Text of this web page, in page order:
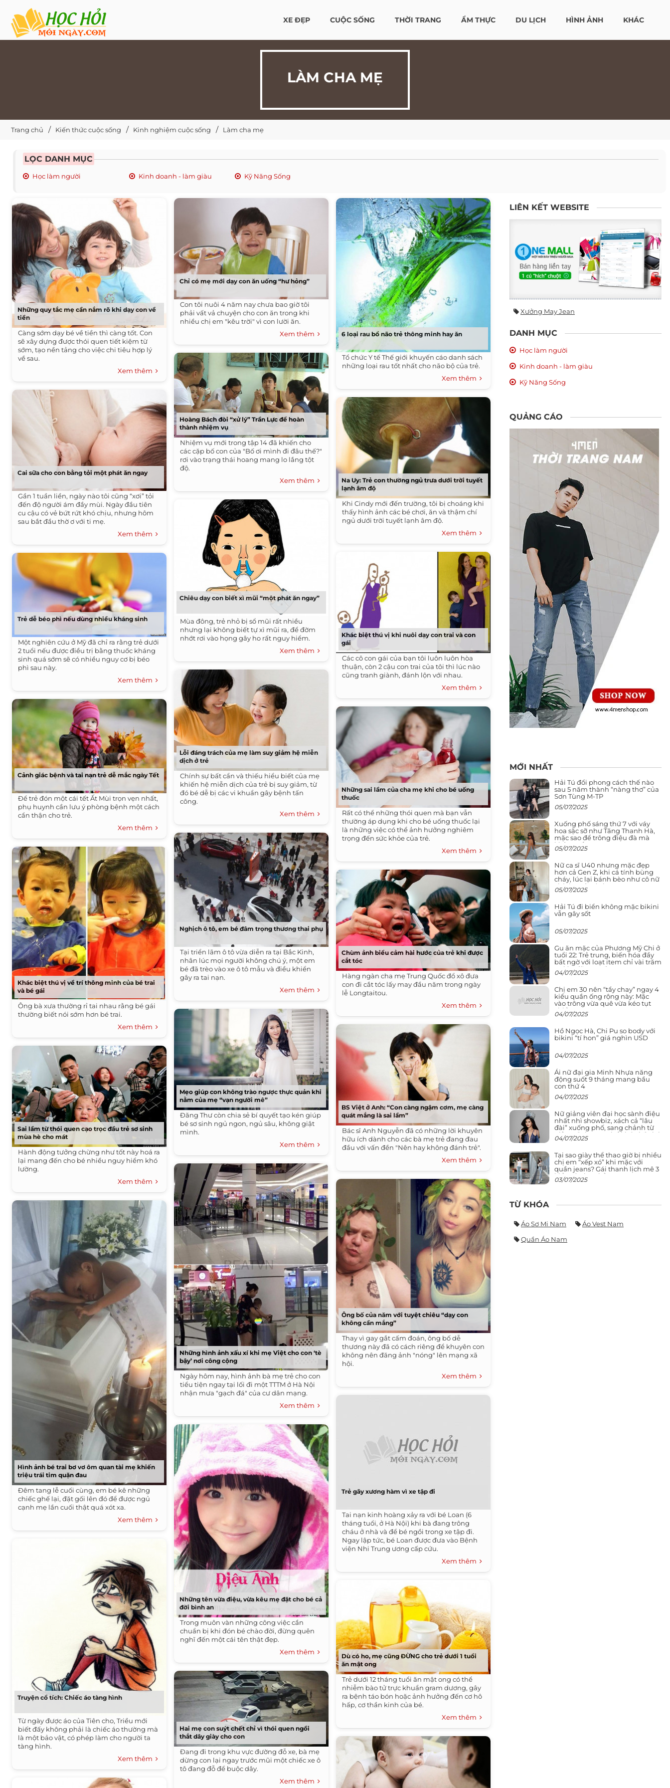
XE ĐẸP CUỘC SỐNG THỜI TRANG ẨM THỰC DU LỊCH HÌNH ẢNH KHÁC
LÀM CHA MẸ
Trang chủ Kiến thức cuộc sống Kinh nghiệm cuộc sống Làm cha mẹ
LỌC DANH MỤC
Học làm người Kinh doanh - làm giàu Kỹ Năng Sống
Những quy tắc mẹ cần nắm rõ khi dạy con về
tiền
Càng sớm dạy bé về tiền thì càng tốt. Con
sẽ xây dựng được thói quen tiết kiệm từ
sớm, tạo nền tảng cho việc chi tiêu hợp lý
về sau.
Xem thêm
Cai sữa cho con bằng tỏi một phát ăn ngay
Gần 1 tuần liền, ngày nào tôi cũng “xơi” tỏi
đến độ người ám đầy mùi. Ngày đầu tiên
cu cậu có vẻ bứt rứt khó chịu, nhưng hôm
sau bắt đầu thờ ơ với ti mẹ.
Xem thêm
Trẻ dễ béo phì nếu dùng nhiều kháng sinh
Một nghiên cứu ở Mỹ đã chỉ ra rằng trẻ dưới
2 tuổi nếu được điều trị bằng thuốc kháng
sinh quá sớm sẽ có nhiều nguy cơ bị béo
phì sau này.
Xem thêm
Cảnh giác bệnh và tai nạn trẻ dễ mắc ngày Tết
Để trẻ đón một cái tết Ất Mùi trọn vẹn nhất,
phụ huynh cần lưu ý phòng bệnh một cách
cẩn thận cho trẻ.
Xem thêm
Khác biệt thú vị về trí thông minh của bé trai
và bé gái
Ông bà xưa thường rỉ tai nhau rằng bé gái
thường biết nói sớm hơn bé trai.
Xem thêm
Sai lầm từ thói quen cạo trọc đầu trẻ sơ sinh
mùa hè cho mát
Hành động tưởng chừng như tốt này hoá ra
lại mang đến cho bé nhiều nguy hiểm khó
lường.
Xem thêm
Hình ảnh bé trai bơ vơ ôm quan tài mẹ khiến
triệu trái tim quặn đau
Đêm tang lễ cuối cùng, em bé kê những
chiếc ghế lại, đặt gối lên đó để được ngủ
cạnh mẹ lần cuối thật quá xót xa.
Xem thêm
Truyện cổ tích: Chiếc áo tàng hình
Từ ngày được áo của Tiên cho, Triều mới
biết đấy không phải là chiếc áo thường mà
là một bảo vật, có phép làm cho người ta
tàng hình.
Xem thêm
Chỉ có mẹ mới dạy con ăn uống “hư hỏng”
Con tôi nuôi 4 năm nay chưa bao giờ tôi
phải vất vả chuyện cho con ăn trong khi
nhiều chị em "kêu trời" vì con lười ăn.
Xem thêm
Hoàng Bách đòi “xử lý” Trần Lực để hoàn
thành nhiệm vụ
Nhiệm vụ mới trong tập 14 đã khiến cho
các cặp bố con của "Bố ơi mình đi đâu thế?"
rơi vào trạng thái hoang mang lo lắng tột
độ.
Xem thêm
Chiêu dạy con biết xì mũi “một phát ăn ngay”
Mùa đông, trẻ nhỏ bị sổ mũi rất nhiều
nhưng lại không biết tự xì mũi ra, để đờm
nhớt rơi vào họng gây ho rất nguy hiểm.
Xem thêm
Lỗi đáng trách của mẹ làm suy giảm hệ miễn
dịch ở trẻ
Chính sự bất cẩn và thiếu hiểu biết của mẹ
khiến hệ miễn dịch của trẻ bị suy giảm, từ
đó bé dễ bị các vi khuẩn gây bệnh tấn
công.
Xem thêm
Nghịch ô tô, em bé đâm trọng thương thai phụ
Tại triển lãm ô tô vừa diễn ra tại Bắc Kinh,
nhân lúc mọi người không chú ý, một em
bé đã trèo vào xe ô tô mẫu và điều khiển
gây ra tai nạn.
Xem thêm
Mẹo giúp con không trào ngược thực quản khi
nằm của mẹ “vạn người mê”
Đăng Thư còn chia sẻ bí quyết tạo kén giúp
bé sơ sinh ngủ ngon, ngủ sâu, không giật
mình.
Xem thêm
Những hình ảnh xấu xí khi mẹ Việt cho con ‘tè
bậy’ nơi công cộng
Ngày hôm nay, hình ảnh bà mẹ trẻ cho con
tiểu tiện ngay tại lối đi một TTTM ở Hà Nội
nhận mưa "gạch đá" của cư dân mạng.
Xem thêm
Những tên vừa điệu, vừa kêu mẹ đặt cho bé cả
đời bình an
Trong muôn vàn những công việc cần
chuẩn bị khi đón bé chào đời, đừng quên
nghĩ đến một cái tên thật đẹp.
Xem thêm
Hai mẹ con suýt chết chỉ vì thói quen ngồi
thắt dây giày cho con
Đang đi trong khu vực đường đỗ xe, bà mẹ
dừng con lại ngay trước mũi một chiếc xe ô
tô đang đỗ để buộc dây.
Xem thêm
6 loại rau bổ não trẻ thông minh hay ăn
Tổ chức Y tế Thế giới khuyến cáo danh sách
những loại rau tốt nhất cho não bộ của trẻ.
Xem thêm
Na Uy: Trẻ con thường ngủ trưa dưới trời tuyết
lạnh âm độ
Khi Cindy mới đến trường, tôi bị choáng khi
thấy hình ảnh các bé chơi, ăn và thậm chí
ngủ dưới trời tuyết lạnh âm độ.
Xem thêm
Khác biệt thú vị khi nuôi dạy con trai và con
gái
Các cô con gái của bạn tôi luôn luôn hòa
thuận, còn 2 cậu con trai của tôi thì lúc nào
cũng tranh giành, đánh lộn với nhau.
Xem thêm
Những sai lầm của cha mẹ khi cho bé uống
thuốc
Rất có thể những thói quen mà bạn vẫn
thường áp dụng khi cho bé uống thuốc lại
là những việc có thể ảnh hưởng nghiêm
trọng đến sức khỏe của trẻ.
Xem thêm
Chùm ảnh biểu cảm hài hước của trẻ khi được
cắt tóc
Hàng ngàn cha mẹ Trung Quốc đổ xô đưa
con đi cắt tóc lấy may đầu năm trong ngày
lễ Longtaitou.
Xem thêm
BS Việt ở Anh: “Con càng ngậm cơm, mẹ càng
quát mắng là sai lầm”
Bác sĩ Anh Nguyễn đã có những lời khuyên
hữu ích dành cho các bà mẹ trẻ đang đau
đầu với vấn đền "Nên hay không đánh trẻ".
Xem thêm
Ông bố của năm với tuyệt chiêu “dạy con
không cần mắng”
Thay vì gay gắt cấm đoán, ông bố dễ
thương này đã có cách riêng để khuyên con
không nên đăng ảnh "nóng" lên mạng xã
hội.
Xem thêm
Trẻ gãy xương hàm vì xe tập đi
Tai nạn kinh hoàng xảy ra với bé Loan (6
tháng tuổi, ở Hà Nội) khi bà đang trông
cháu ở nhà và để bé ngồi trong xe tập đi.
Ngay lập tức, bé Loan được đưa vào Bệnh
viện Nhi Trung ương cấp cứu.
Xem thêm
Dù có ho, mẹ cũng ĐỪNG cho trẻ dưới 1 tuổi
ăn mật ong
Trẻ dưới 12 tháng tuổi ăn mật ong có thể
nhiễm bào tử trực khuẩn gram dương, gây
ra bệnh táo bón hoặc ảnh hưởng đến cơ hô
hấp, cơ thần kinh của bé.
Xem thêm
LIÊN KẾT WEBSITE
Xưởng May Jean
DANH MỤC
Học làm người
Kinh doanh - làm giàu
Kỹ Năng Sống
QUẢNG CÁO
MỚI NHẤT
Hải Tú đổi phong cách thế nào
sau 5 năm thành “nàng thơ” của
Sơn Tùng M-TP
05/07/2025
Xuống phố sáng thứ 7 với váy
hoa sặc sỡ như Tăng Thanh Hà,
mặc sao để trông điệu đà mà
không sến
05/07/2025
Nữ ca sĩ U40 nhưng mặc đẹp
hơn cả Gen Z, khi cá tính bùng
cháy, lúc lại bánh bèo như cô nữ
chính ngôn tình
05/07/2025
Hải Tú đi biển không mặc bikini
vẫn gây sốt
05/07/2025
Gu ăn mặc của Phương Mỹ Chi ở
tuổi 22: Trẻ trung, biến hóa đầy
bất ngờ với loạt item chỉ vài trăm
nghìn đã mua được
04/07/2025
Chị em 30 nên “tẩy chay” ngay 4
kiểu quần ống rộng này: Mặc
vào trông vừa quê vừa kéo tụt
chiều cao
04/07/2025
Hồ Ngọc Hà, Chi Pu so body với
bikini “tí hon” giá nghìn USD
04/07/2025
Ái nữ đại gia Minh Nhựa năng
động suốt 9 tháng mang bầu
con thứ 4
04/07/2025
Nữ giảng viên đại học sành điệu
nhất nhì showbiz, xách cả “lâu
đài” xuống phố, sang chảnh từ
giảng đường ra phố khó ai đọ lại
04/07/2025
Tại sao giày thể thao giờ bị nhiều
chị em “xếp xó” khi mặc với
quần jeans? Gái thanh lịch mê 3
kiểu này hơn hẳn
03/07/2025
TỪ KHÓA
Áo Sơ Mi Nam
Áo Vest Nam
Quần Áo Nam